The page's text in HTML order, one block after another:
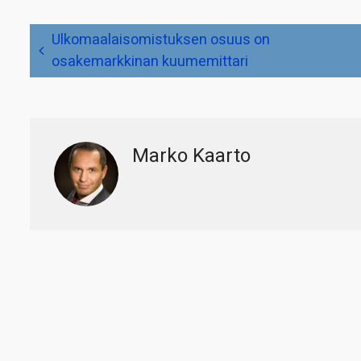
Artikkelien
selausUlkomaalaisomistuksen osuus on
osakemarkkinan kuumemittari
Marko Kaarto